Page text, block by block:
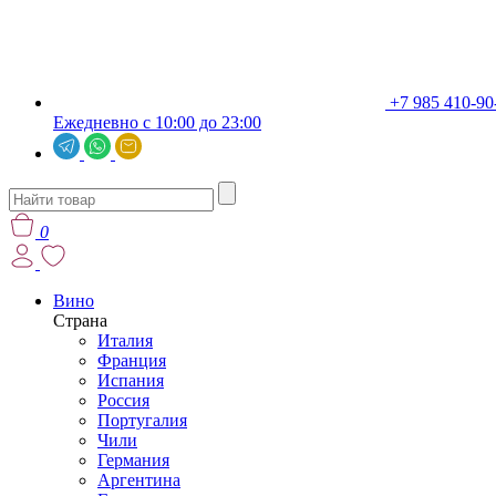
+7 985 410-
Ежедневно с 10:00 до 23:00
0
Вино
Страна
Италия
Франция
Испания
Россия
Португалия
Чили
Германия
Аргентина